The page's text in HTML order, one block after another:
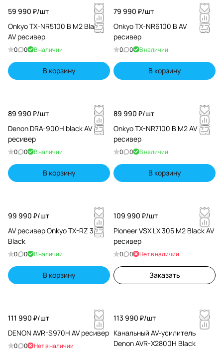
59 990 ₽/шт
Onkyo TX-NR5100 B M2 Black
AV ресивер
0 0 В наличии
В корзину
79 990 ₽/шт
Onkyo TX-NR6100 B AV
ресивер
0 0 В наличии
В корзину
89 990 ₽/шт
Denon DRA-900H black AV
ресивер
0 0 В наличии
В корзину
89 990 ₽/шт
Onkyo TX-NR7100 B M2 AV
ресивер
0 0 В наличии
В корзину
99 990 ₽/шт
AV ресивер Onkyo TX-RZ 30
Black
0 0 В наличии
В корзину
109 990 ₽/шт
Pioneer VSX LX 305 M2 Black AV
ресивер
0 0 Нет в наличии
Заказать
111 990 ₽/шт
DENON AVR-S970H AV ресивер
0 0 Нет в наличии
113 990 ₽/шт
Канальный AV-усилитель
Denon AVR-X2800H Black